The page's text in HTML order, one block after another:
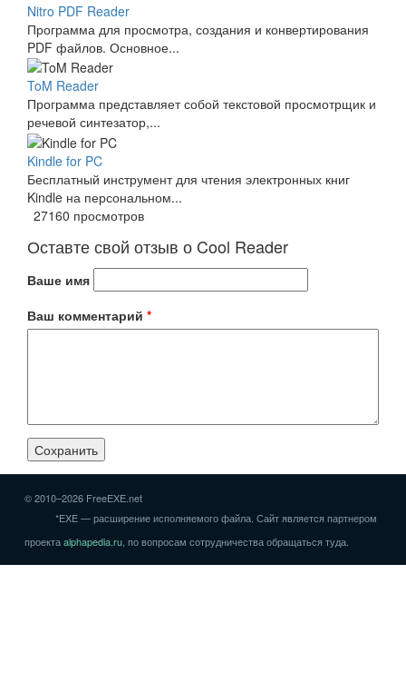
Nitro PDF Reader
Программа для просмотра, создания и конвертирования
PDF файлов. Основное...
ToM Reader
Программа представляет собой текстовой просмотрщик и
речевой синтезатор,...
Kindle for PC
Бесплатный инструмент для чтения электронных книг
Kindle на персональном...
27160 просмотров
Оставте свой отзыв о Cool Reader
Ваше имя
Ваш комментарий *
© 2010–2026 FreeEXE.net
*EXE — расширение исполняемого файла. Сайт является партнером
проектаalphapedia.ru , по вопросам сотрудничества обращаться туда.